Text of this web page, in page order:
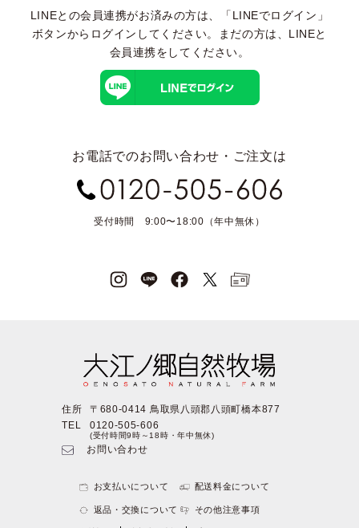
LINEとの会員連携がお済みの方は、「LINEでログイン」
ボタンからログインしてください。まだの方は、 LINEと
会員連携をしてください。
お電話でのお問い合わせ・ご注文は
受付時間 9:00〜18:00（年中無休）
住所
〒680-0414 鳥取県八頭郡八頭町橋本877
TEL
0120-505-606
(受付時間9時～18時・年中無休)
お問い合わせ
お支払いについて 配送料金について
返品・交換について その他注意事項